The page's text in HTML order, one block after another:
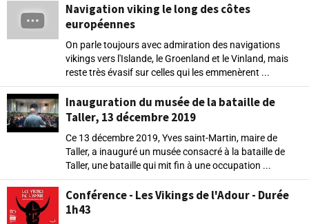
Navigation viking le long des côtes
européennes
On parle toujours avec admiration des navigations
vikings vers l'Islande, le Groenland et le Vinland, mais
reste très évasif sur celles qui les emmenèrent ...
Inauguration du musée de la bataille de
Taller, 13 décembre 2019
Ce 13 décembre 2019, Yves saint-Martin, maire de
Taller, a inauguré un musée consacré à la bataille de
Taller, une bataille qui mit fin à une occupation ...
Conférence - Les Vikings de l'Adour - Durée
1h43